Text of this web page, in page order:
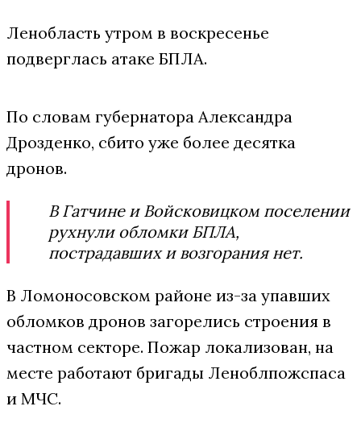
Ленобласть утром в воскресенье
подверглась атаке БПЛА.
По словам губернатора Александра
Дрозденко, сбито уже более десятка
дронов.
В Гатчине и Войсковицком поселении
рухнули обломки БПЛА,
пострадавших и возгорания нет.
В Ломоносовском районе из-за упавших
обломков дронов загорелись строения в
частном секторе. Пожар локализован, на
месте работают бригады Леноблпожспаса
и МЧС.